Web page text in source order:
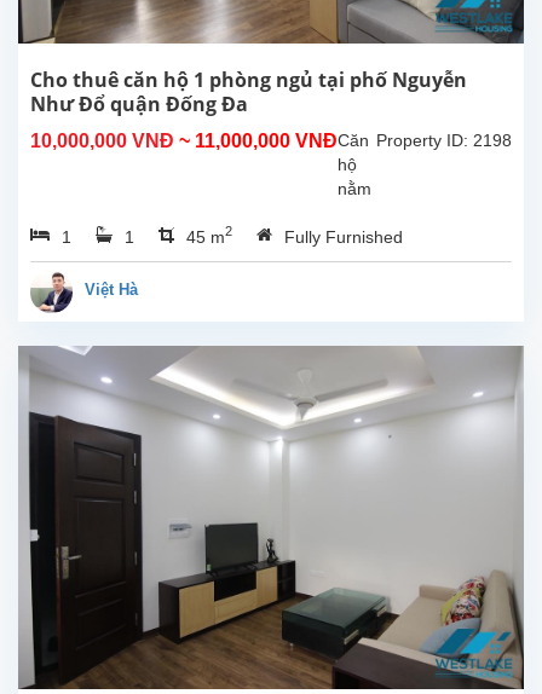
Cho thuê căn hộ 1 phòng ngủ tại phố Nguyễn
Như Đổ quận Đống Đa
10,000,000 VNĐ ~ 11,000,000 VNĐ Property ID: 2198
Căn
hộ
nằm
con
phố
gần
ga
tích
45m2
được
thiết
1 1 45 m2 Fully Furnished
Việt Hà